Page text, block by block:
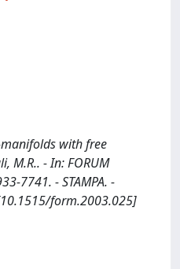
with free
M.R.. - In: FORUM
7741. - STAMPA. -
form.2003.025]